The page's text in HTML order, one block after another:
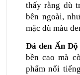
thấy rằng dù
bên ngoài,
mặc dù màu
Đá đen Ấn Độ
bền cao mà
phẩm nổi